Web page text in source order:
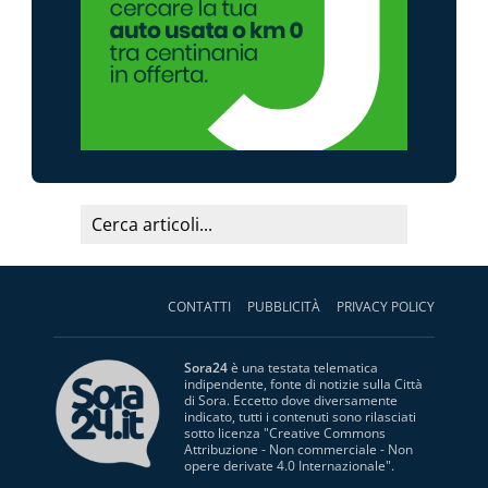
CONTATTI PUBBLICITÀ PRIVACY POLICY
Sora24è una testata telematica
indipendente, fonte di notizie sulla Città
di Sora. Eccetto dove diversamente
indicato, tutti i contenuti sono rilasciati
sotto licenza "Creative Commons
Attribuzione - Non commerciale - Non
opere derivate 4.0 Internazionale".